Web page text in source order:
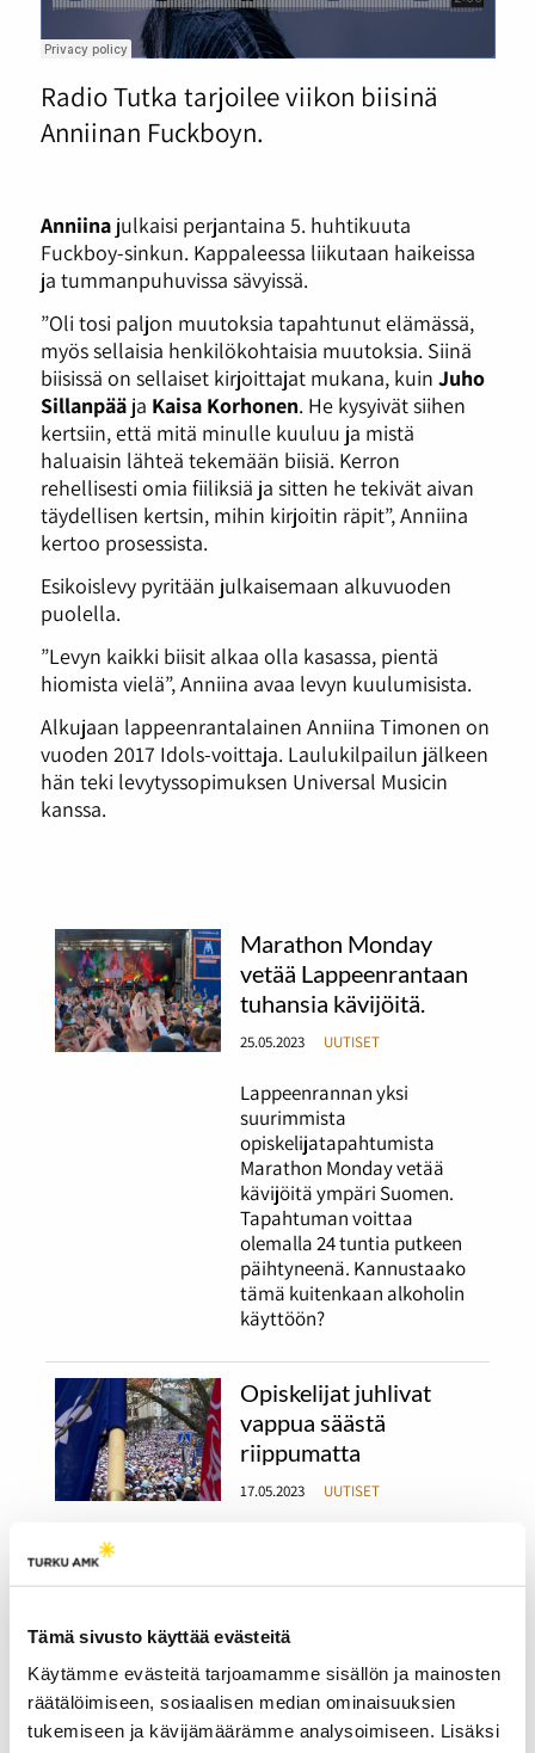
Tämä sivusto käyttää evästeitä
Käytämme evästeitä tarjoamamme sisällön ja mainosten
räätälöimiseen, sosiaalisen median ominaisuuksien
tukemiseen ja kävijämäärämme analysoimiseen. Lisäksi
Radio Tutka tarjoilee viikon biisinä
Anniinan Fuckboyn.
Anniinajulkaisi perjantaina 5. huhtikuuta
Fuckboy-sinkun. Kappaleessa liikutaan haikeissa
ja tummanpuhuvissa sävyissä.
”Oli tosi paljon muutoksia tapahtunut elämässä,
myös sellaisia henkilökohtaisia muutoksia. Siinä
biisissä on sellaiset kirjoittajat mukana, kuin Juho
Sillanpääja Kaisa Korhonen. He kysyivät siihen
kertsiin, että mitä minulle kuuluu ja mistä
haluaisin lähteä tekemään biisiä. Kerron
rehellisesti omia fiiliksiä ja sitten he tekivät aivan
täydellisen kertsin, mihin kirjoitin räpit”, Anniina
kertoo prosessista.
Esikoislevy pyritään julkaisemaan alkuvuoden
puolella.
”Levyn kaikki biisit alkaa olla kasassa, pientä
hiomista vielä”, Anniina avaa levyn kuulumisista.
Alkujaan lappeenrantalainen Anniina Timonen on
vuoden 2017 Idols-voittaja. Laulukilpailun jälkeen
hän teki levytyssopimuksen Universal Musicin
kanssa.
Marathon Monday
vetää Lappeenrantaan
tuhansia kävijöitä.
25.05.2023 UUTISET
Lappeenrannan yksi
suurimmista
opiskelijatapahtumista
Marathon Monday vetää
kävijöitä ympäri Suomen.
Tapahtuman voittaa
olemalla 24 tuntia putkeen
päihtyneenä. Kannustaako
tämä kuitenkaan alkoholin
käyttöön?
Opiskelijat juhlivat
vappua säästä
riippumatta
17.05.2023 UUTISET
haalarikansa täyttää
opiskelijavappuaan viettävä
ei aio menettää kokemusta,
vaikka sää ei suosisi ulkona
oleskelua.